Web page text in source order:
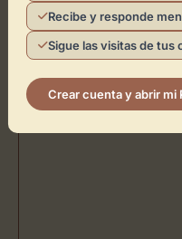
Cómo llegar
Recibe y responde
Sigue las visitas de tus
Crear cuenta y abrir mi